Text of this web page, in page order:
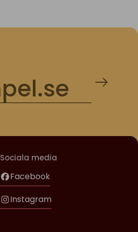
Sociala media
Facebook
Instagram